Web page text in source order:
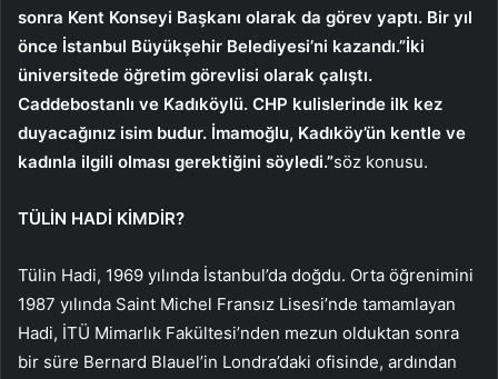
sonra Kent Konseyi Başkanı olarak da görev yaptı. Bir yıl
önce İstanbul Büyükşehir Belediyesi’ni kazandı.”İki
üniversitede öğretim görevlisi olarak çalıştı.
Caddebostanlı ve Kadıköylü. CHP kulislerinde ilk kez
duyacağınız isim budur. İmamoğlu, Kadıköy’ün kentle ve
kadınla ilgili olması gerektiğini söyledi.”söz konusu.
TÜLİN HADİ KİMDİR?
Tülin Hadi, 1969 yılında İstanbul’da doğdu. Orta öğrenimini
1987 yılında Saint Michel Fransız Lisesi’nde tamamlayan
Hadi, İTÜ Mimarlık Fakültesi’nden mezun olduktan sonra
bir süre Bernard Blauel’in Londra’daki ofisinde, ardından